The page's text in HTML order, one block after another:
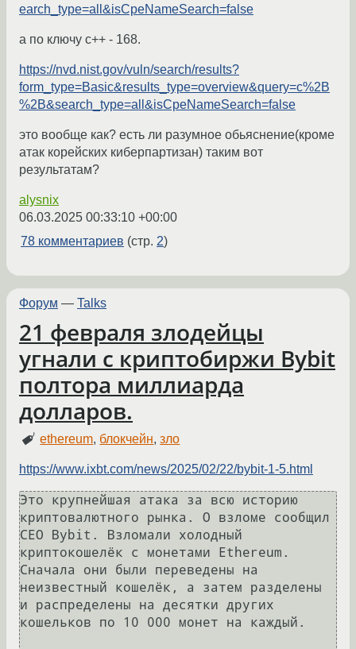
earch_type=all&isCpeNameSearch=false
а по ключу с++ - 168.
https://nvd.nist.gov/vuln/search/results?
form_type=Basic&results_type=overview&query=c%2B
%2B&search_type=all&isCpeNameSearch=false
это вообще как? есть ли разумное обьяснение(кроме
атак корейских киберпартизан) таким вот
результатам?
alysnix
06.03.2025 00:33:10 +00:00
78 комментариев (стр. 2)
Форум — Talks
21 февраля злодейцы
угнали с криптобиржи Bybit
полтора миллиарда
долларов.
ethereum, блокчейн,зло
https://www.ixbt.com/news/2025/02/22/bybit-1-5.html
Это крупнейшая атака за всю историю
криптовалютного рынка. О взломе сообщил
CEO Bybit. Взломали холодный
криптокошелёк с монетами Ethereum.
Сначала они были переведены на
неизвестный кошелёк, а затем разделены
и распределены на десятки других
кошельков по 10 000 монет на каждый.